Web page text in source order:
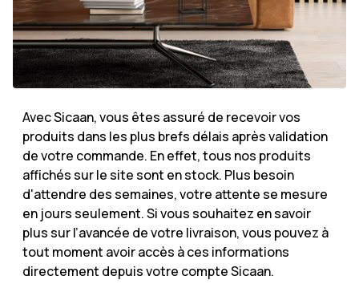
Avec Sicaan, vous êtes assuré de recevoir vos
produits dans les plus brefs délais après validation
de votre commande. En effet, tous nos produits
affichés sur le site sont en stock. Plus besoin
d'attendre des semaines, votre attente se mesure
en jours seulement. Si vous souhaitez en savoir
plus sur l’avancée de votre livraison, vous pouvez à
tout moment avoir accès à ces informations
directement depuis votre compte Sicaan.